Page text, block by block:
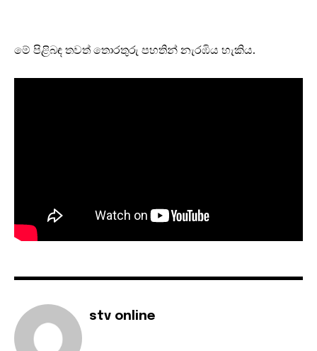
මේ පිළිබඳ තවත් තොරතුරු පහතින් නැරඹිය හැකිය.
stv online